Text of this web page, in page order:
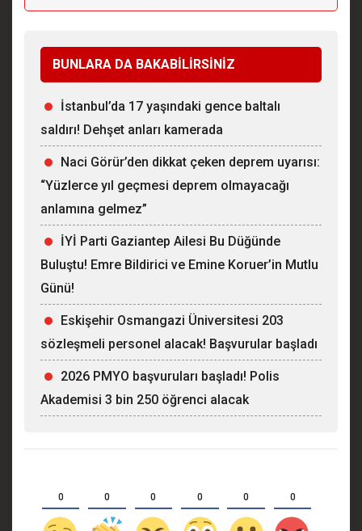
BUNLARA DA BAKABİLİRSİNİZ
İstanbul’da 17 yaşındaki gence baltalı
saldırı! Dehşet anları kamerada
Naci Görür’den dikkat çeken deprem uyarısı:
“Yüzlerce yıl geçmesi deprem olmayacağı
anlamına gelmez”
İYİ Parti Gaziantep Ailesi Bu Düğünde
Buluştu! Emre Bildirici ve Emine Koruer’in Mutlu
Günü!
Eskişehir Osmangazi Üniversitesi 203
sözleşmeli personel alacak! Başvurular başladı
2026 PMYO başvuruları başladı! Polis
Akademisi 3 bin 250 öğrenci alacak
0 0 0 0 0 0